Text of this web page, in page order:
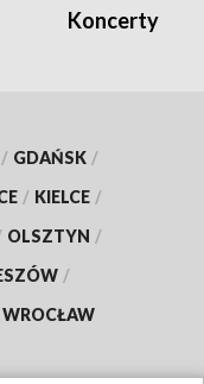
Koncerty
/ GDAŃSK /
/ KIELCE /
OLSZTYN /
/
WROCŁAW